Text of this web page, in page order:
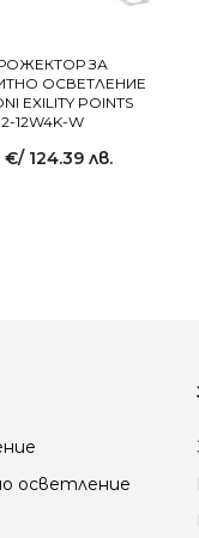
ЗА
ОСВЕТЛЕНИЕ
EXILITY POINTS
12W4K-W
€/ 124.39 лв.
осветление